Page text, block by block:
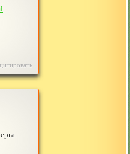
цитировать